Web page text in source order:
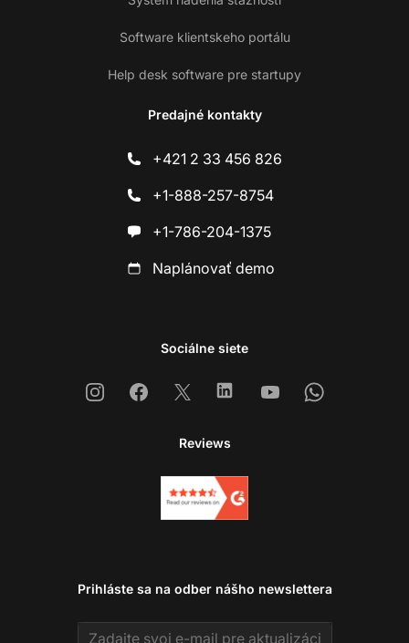
Software klientskeho portálu
Help desk software pre startupy
Predajné kontakty
+421 2 33 456 826
+1-888-257-8754
+1-786-204-1375
Naplánovať demo
Sociálne siete
InstagramFacebook
X LinkedinYoutubeWhatsapp
Reviews
Prihláste sa na odber nášho newslettera
Email address